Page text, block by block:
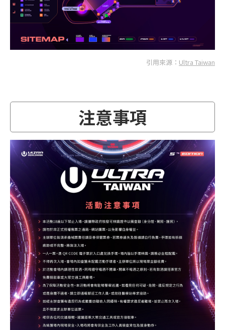
引用來源： Ultra Taiwan
注意事項